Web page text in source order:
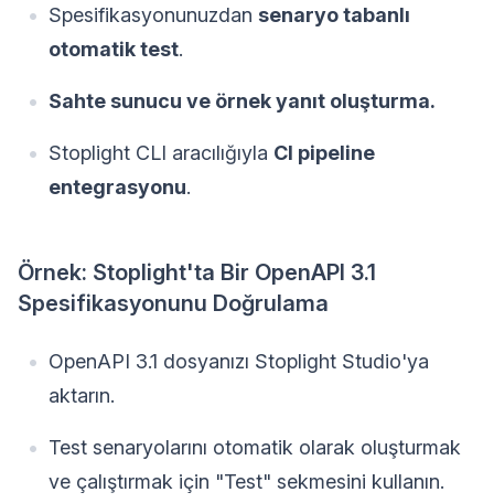
Spesifikasyonunuzdan senaryo tabanlı
otomatik test.
Sahte sunucu ve örnek yanıt oluşturma.
Stoplight CLI aracılığıyla CI pipeline
entegrasyonu.
Örnek: Stoplight'ta Bir OpenAPI 3.1
Spesifikasyonunu Doğrulama
OpenAPI 3.1 dosyanızı Stoplight Studio'ya
aktarın.
Test senaryolarını otomatik olarak oluşturmak
ve çalıştırmak için "Test" sekmesini kullanın.